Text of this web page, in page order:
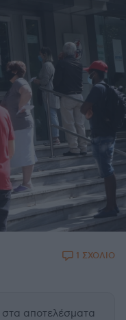
1 ΣΧΟΛΙΟ
στα αποτελέσματα